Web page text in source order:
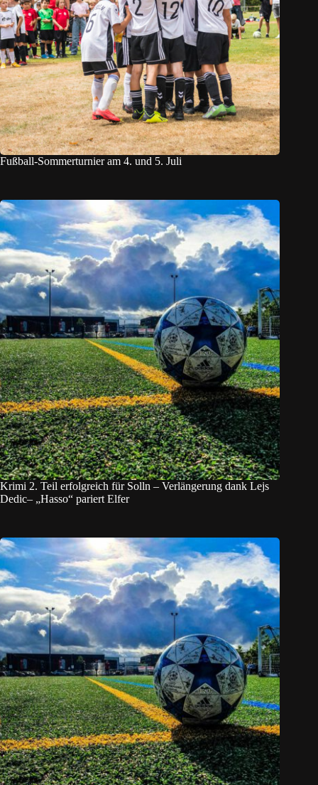
Fußball-Sommerturnier am 4. und 5. Juli
Krimi 2. Teil erfolgreich für Solln – Verlängerung dank Lejs
Dedic– „Hasso“ pariert Elfer